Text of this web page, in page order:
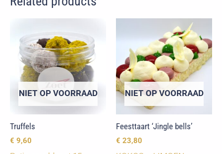
NIET OP VOORRAAD
Truffels
€ 9,60
NIET OP VOORRAAD
Feesttaart ‘Jingle bells’
€ 23,80